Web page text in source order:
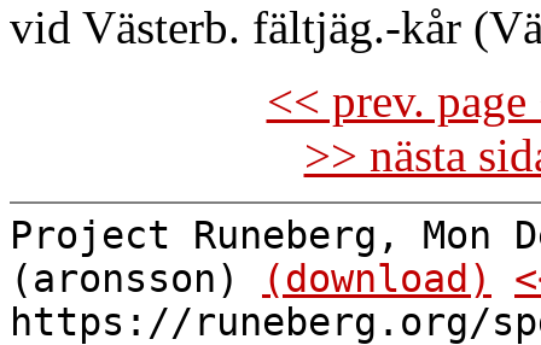
vid Västerb. fältjäg.-kår
<< prev.
>> nästa
Project Runeberg, Mon
(aronsson)
(download)
https://runeberg.org/